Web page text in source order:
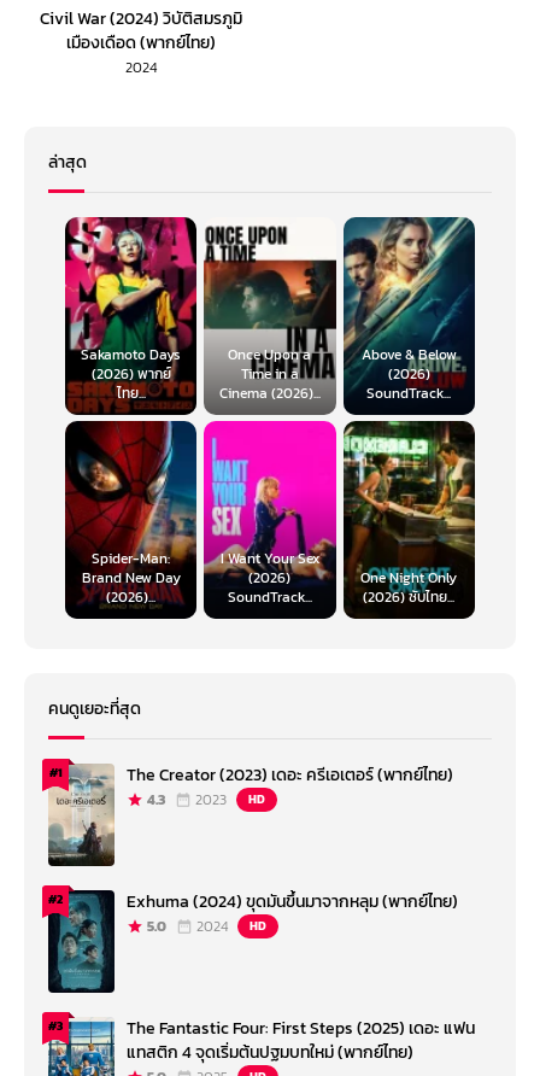
Civil War (2024) วิบัติสมรภูมิ
เมืองเดือด (พากย์ไทย)
2024
ล่าสุด
Sakamoto Days
(2026) พากย์
ไทย...
Once Upon a
Time in a
Cinema (2026)...
Above & Below
(2026)
SoundTrack...
Spider-Man:
Brand New Day
(2026)...
I Want Your Sex
(2026)
SoundTrack...
One Night Only
(2026) ซับไทย...
คนดูเยอะที่สุด
#1 The Creator (2023) เดอะ ครีเอเตอร์ (พากย์ไทย)
4.3 2023 HD
#2 Exhuma (2024) ขุดมันขึ้นมาจากหลุม (พากย์ไทย)
5.0 2024 HD
#3
The Fantastic Four: First Steps (2025) เดอะ แฟน
แทสติก 4 จุดเริ่มต้นปฐมบทใหม่ (พากย์ไทย)